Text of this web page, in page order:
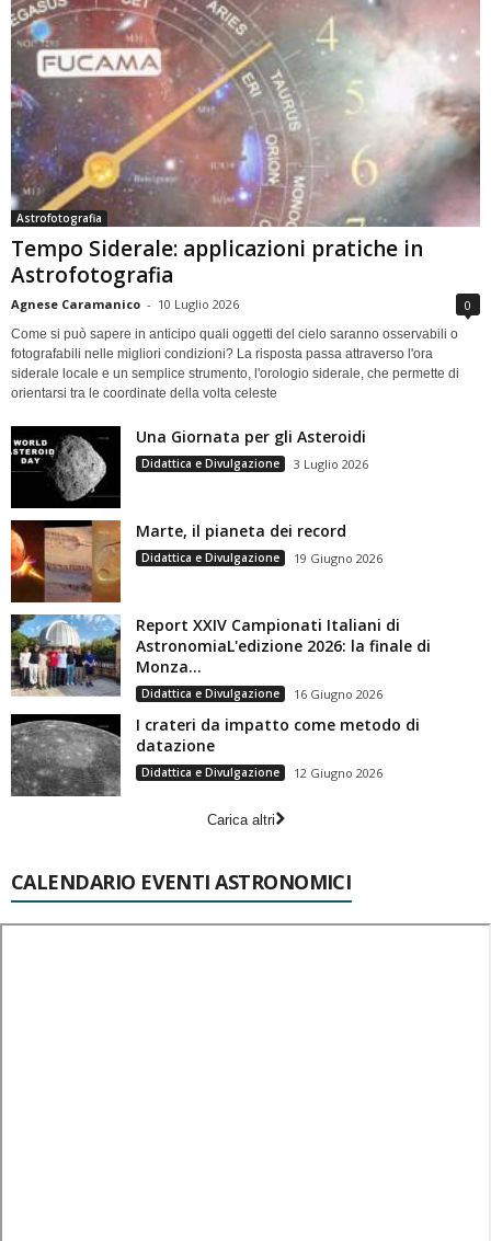
Astrofotografia
Tempo Siderale: applicazioni pratiche in
Astrofotografia
Agnese Caramanico - 10 Luglio 2026 0
Come si può sapere in anticipo quali oggetti del cielo saranno osservabili o
fotografabili nelle migliori condizioni? La risposta passa attraverso l'ora
siderale locale e un semplice strumento, l'orologio siderale, che permette di
orientarsi tra le coordinate della volta celeste
Una Giornata per gli Asteroidi
Didattica e Divulgazione 3 Luglio 2026
Marte, il pianeta dei record
Didattica e Divulgazione 19 Giugno 2026
Report XXIV Campionati Italiani di
AstronomiaL'edizione 2026: la finale di
Monza...
Didattica e Divulgazione 16 Giugno 2026
I crateri da impatto come metodo di
datazione
Didattica e Divulgazione 12 Giugno 2026
Carica altri
CALENDARIO EVENTI ASTRONOMICI